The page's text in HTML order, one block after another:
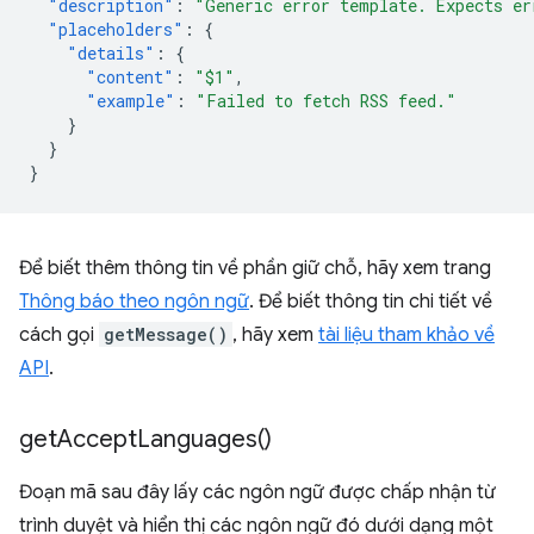
"description" :
"Generic error template. Expects
"placeholders" :
{
"details" :
{
"content" : "$1" ,
"example" :
"Failed to fetch RSS feed."
}
}
}
Để biết thêm thông tin về phần giữ chỗ, hãy xem trang
Thông báo theo ngôn ngữ. Để biết thông tin chi tiết về
cách gọi getMessage() , hãy xem tài liệu tham khảo về
API.
getAcceptLanguages()
Đoạn mã sau đây lấy các ngôn ngữ được chấp nhận từ
trình duyệt và hiển thị các ngôn ngữ đó dưới dạng một